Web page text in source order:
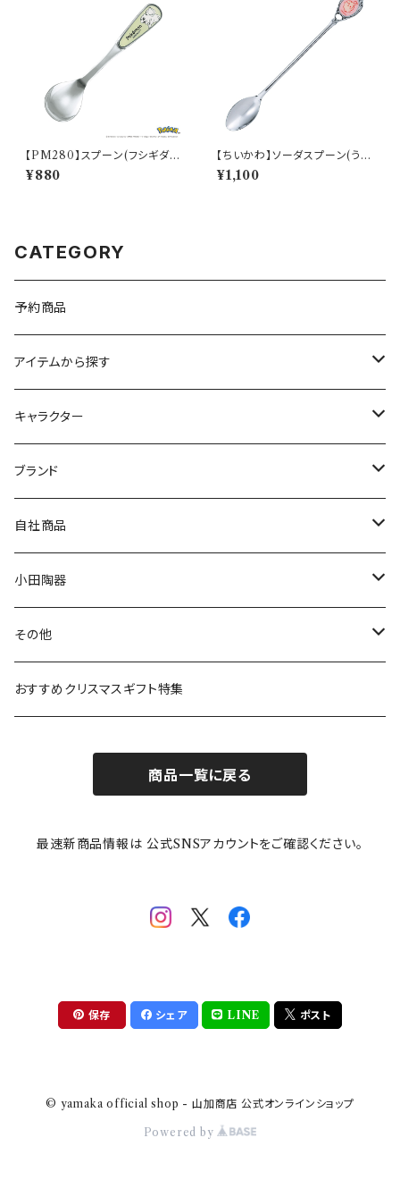
【PM280】スプーン(フシギダ
ネ)【Daily Sketch】PM281-8
50
¥880
【ちいかわ】ソーダスプーン(うさ
ぎ)【CKW40】CKW43-850
¥1,100
CATEGORY
予約商品
アイテムから探す
九谷焼
マグ＆カップ
プレート
ボウル
ガラスウェア
カトラリー
キャラクター
ムーミン
80th記念アイテム
リトルミイの日記念アイテム
MOOMIN ANIMATION
スヌーピー
ピーターラビット
ポケットモンスター
mofusand（モフサンド）
mofsand×日比谷花壇
ちびまる子ちゃんandクレヨンしんちゃん
ブランド
LA AMYS(エミーズ)
LISA LARSON(リサラーソン)
LAURA ASHLEY(ローラ アシュレイ)
Finlayson(フィンレイソン)
HANAE MORI(ハナエモリ)
THE BEATLES(ザ・ビートルズ)
【山加商店×yaeko】migratory bird
自社商品
ねこ企画
Cecera(セセラ)
CELEC(セレック)
隅切り重箱
HAPPY DINING(ハッピーダイニング)
小田陶器
さざなみ
吉祥
メイメイウェア
SoSo(ソソ）
その他
リサイクル食器
おすすめクリスマスギフト特集
商品一覧に戻る
最速新商品情報は 公式SNSアカウントをご確認ください。
保存 シェア LINE ポスト
© yamaka official shop - 山加商店 公式オンラインショップ
Powered by